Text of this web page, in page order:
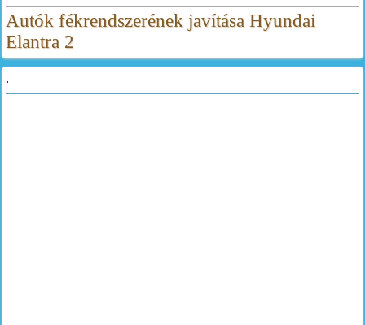
Autók fékrendszerének javítása Hyundai
Elantra 2
.